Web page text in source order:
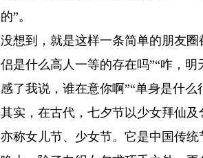
的”。
没想到，就是这样一条简单的朋友
侣是什么高人一等的存在吗”“咋，
感了我说，谁在意你啊”“单身是什么
其实，在古代，七夕节以少女拜仙
亦称女儿节、少女节。它是中国传